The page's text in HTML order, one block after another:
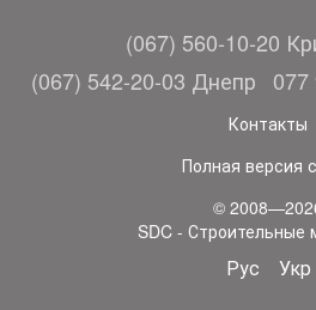
(067) 560-10-20
(067) 542-20-03 Днепр
Контакты
Полная версия
©
SDC - Строительные
Рус Укр